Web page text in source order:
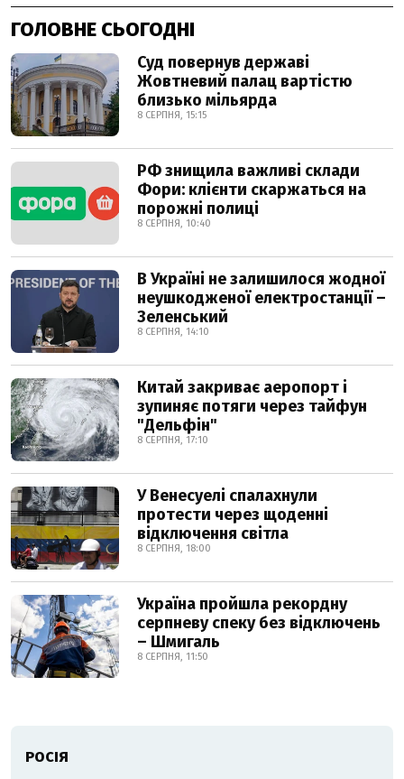
ГОЛОВНЕ СЬОГОДНІ
Суд повернув державі
Жовтневий палац вартістю
близько мільярда
8 СЕРПНЯ, 15:15
РФ знищила важливі склади
Фори: клієнти скаржаться на
порожні полиці
8 СЕРПНЯ, 10:40
В Україні не залишилося жодної
неушкодженої електростанції –
Зеленський
8 СЕРПНЯ, 14:10
Китай закриває аеропорт і
зупиняє потяги через тайфун
"Дельфін"
8 СЕРПНЯ, 17:10
У Венесуелі спалахнули
протести через щоденні
відключення світла
8 СЕРПНЯ, 18:00
Україна пройшла рекордну
серпневу спеку без відключень
– Шмигаль
8 СЕРПНЯ, 11:50
РОСІЯ